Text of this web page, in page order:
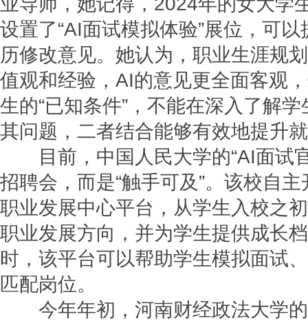
设置了“AI面试模拟体验”展位，可
历修改意见。她认为，职业生涯规
值观和经验，AI的意见更全面客观
生的“已知条件”，不能在深入了解
其问题，二者结合能够有效地提升
目前，中国人民大学的“AI面试
招聘会，而是“触手可及”。该校自
职业发展中心平台，从学生入校之
职业发展方向，并为学生提供成长
时，该平台可以帮助学生模拟面试
匹配岗位。
今年年初，河南财经政法大学的